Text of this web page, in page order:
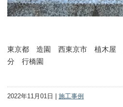
東京都 造園 西東京市 植木屋
分 行橋園
2022年11月01日 | 施工事例